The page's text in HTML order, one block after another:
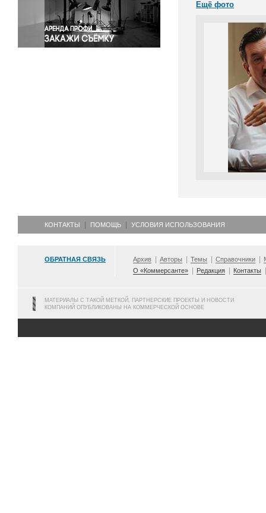
Экология
Экономика и бизнес
Ещё фото
КОНТАКТЫ ПОМОЩЬ УСЛОВИЯ ИСПОЛЬЗОВАНИЯ
ОБРАТНАЯ СВЯЗЬ Архив Авторы Темы Справочники
О «Коммерсанте»
Редакция Контакты
МАТЕРИАЛЫ С ТАКОЙ МЕТКОЙ, ПАРТНЕРСКИЕ ПРОЕКТЫ И НОВОСТИ
КОМПАНИЙ ОПУБЛИКОВАНЫ НА КОММЕРЧЕСКОЙ ОСНОВЕ